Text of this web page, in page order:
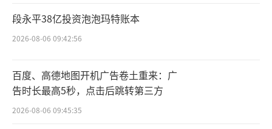
值得李宁骄傲的是，乒乓球作为国球，自2
000年悉尼奥运会到2024年巴黎，李宁品牌为
从李宁官网图片可以看到，李宁还为中国
跳水队和射击队提供了运动服装装备。
段永平38亿投资泡泡玛特账本
2026-08-06 09:42:56
百度、高德地图开机广告卷土重来：广
告时长最高5秒，点击后跳转第三方
2026-08-06 09:45:35